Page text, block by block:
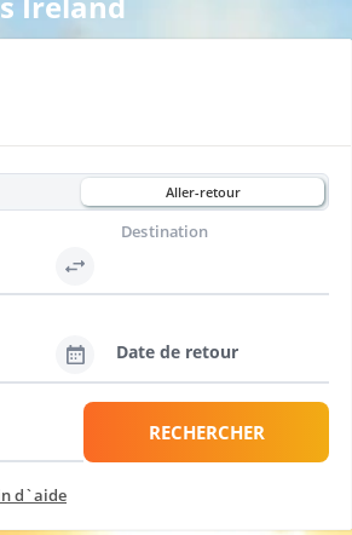
Aller-retour
Destination
Date de retour
RECHERCHER
d`aide